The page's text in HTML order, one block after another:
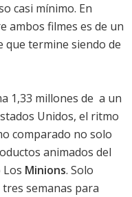
casi mínimo. En
ambos filmes es de un
que termine siendo de
1,33 millones de  a un
Unidos, el ritmo
comparado no solo
animados del
Los Minions. Solo
semanas para